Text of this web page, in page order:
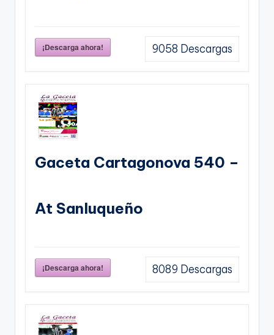
¡Descarga ahora! 9058 Descargas
Gaceta Cartagonova 540 –
At Sanluqueño
¡Descarga ahora! 8089 Descargas